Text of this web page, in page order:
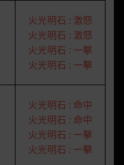
火光明石 : 激怒
火光明石 : 激怒
火光明石 : 一擊
火光明石 : 一擊
火光明石 : 命中
火光明石 : 命中
火光明石 : 一擊
火光明石 : 一擊